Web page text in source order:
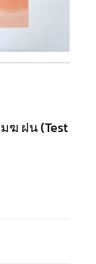
ฆ ฝน (Test